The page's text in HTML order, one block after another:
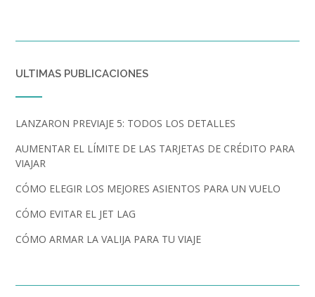
ULTIMAS PUBLICACIONES
LANZARON PREVIAJE 5: TODOS LOS DETALLES
AUMENTAR EL LÍMITE DE LAS TARJETAS DE CRÉDITO PARA
VIAJAR
CÓMO ELEGIR LOS MEJORES ASIENTOS PARA UN VUELO
CÓMO EVITAR EL JET LAG
CÓMO ARMAR LA VALIJA PARA TU VIAJE